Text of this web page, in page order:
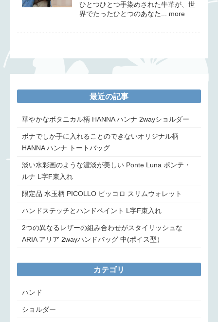
ひとつひとつ手染めされた牛革が、世
界でたったひとつのあなた... more
最近の記事
華やかなボタニカル柄 HANNA ハンナ 2wayショルダー
ボナでしか手に入れることのできないオリジナル柄
HANNA ハンナ トートバッグ
淡い水彩画のような濃淡が美しい Ponte Luna ポンテ・
ルナ L字F束入れ
限定品 水玉柄 PICOLLO ピッコロ スリムウォレット
ハンドステッチとハンドペイント L字F束入れ
2つの異なるレザーの組み合わせがスタイリッシュな
ARIA アリア 2wayハンドバッグ 中(ポイス型）
カテゴリ
ハンド
ショルダー